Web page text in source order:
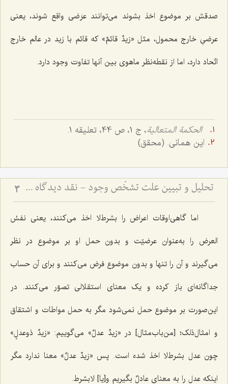
صدقش بر موضوع اخذ بشوند می‌توانند عرَضی واقع شوند، یعنی
عرضیِ خارج محمول، مثل «زیدٌ قائمٌ» که قائم با زید در عالم خارج
اتّحاد دارد، اما از نقطه‌نظر ماهوی بین آنها تفاوت وجود دارد.
الحکمة المتعالیة، ج 1، ص 44، تعلیقه 1.
این همانی. (محقق)
تحلیل و تبیین علّت تشخّص وجود - نقد دیدگاه مشهور و بیان نظریّه مختار در باب علّت تشخّص وجود 3
اما گاهی‌اوقات اعراض را بشرط‌لا اخذ می‌کنند، یعنی نفسُ
العرض را به‌عنوان عرضیّت و بدون حمل او بر موضوع در نظر
می‌گیرند و آن را تنها و بدون موضوع فرض می‌کنند و برای آن حساب
جداگانه‌ای باز کرده و یک معنای استقلالی تصوّر می‌کنند. در
این‌صورت بر موضوع حمل نمی‌شود مگر به حمل مواطات و اشتقاق
و امثال‌ذلک؛ [من‌باب‌مثال] در «زیدٌ عدلٌ» می‌گوییم: «زیدٌ ذوعدلٍ»
چون عدل بشرط‌لا اخذ شده است. پس «زیدٌ عدلٌ» معنا ندارد مگر
اینکه عدل را به معنای عادلٌ بگیریم و[یا] ‌لابشرط.